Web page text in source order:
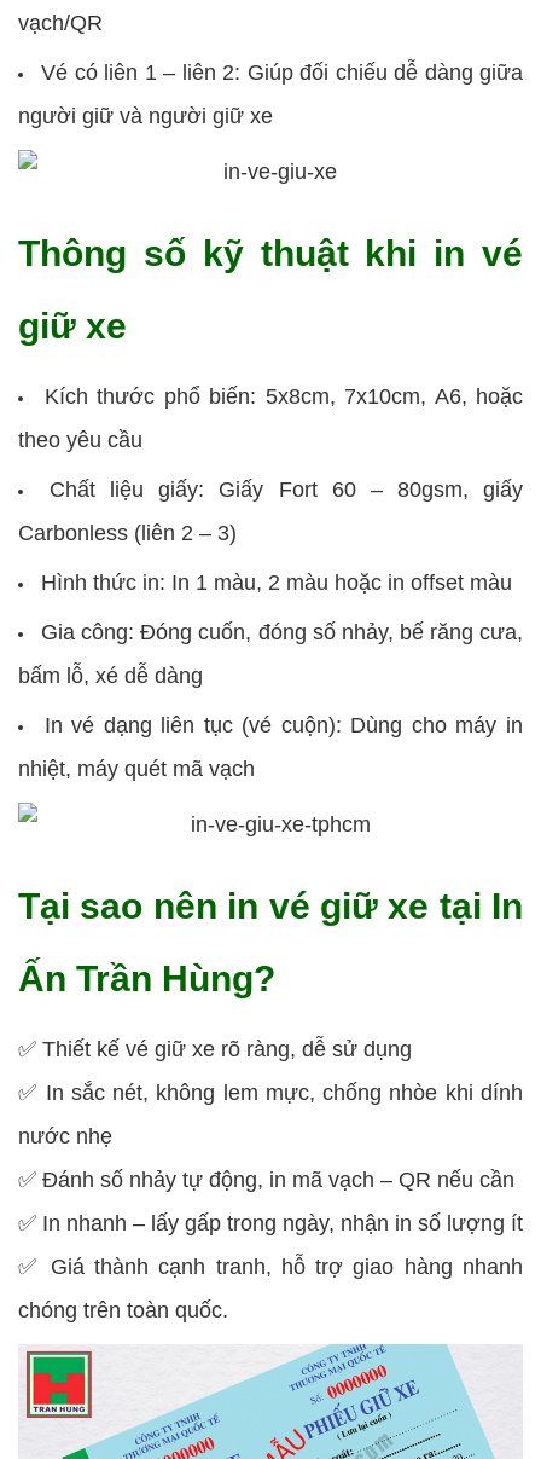
vạch/QR
Vé có liên 1 – liên 2: Giúp đối chiếu dễ dàng giữa
người giữ và người giữ xe
Thông số kỹ thuật khi in vé
giữ xe
Kích thước phổ biến: 5x8cm, 7x10cm, A6, hoặc
theo yêu cầu
Chất liệu giấy: Giấy Fort 60 – 80gsm, giấy
Carbonless (liên 2 – 3)
Hình thức in: In 1 màu, 2 màu hoặc in offset màu
Gia công: Đóng cuốn, đóng số nhảy, bế răng cưa,
bấm lỗ, xé dễ dàng
In vé dạng liên tục (vé cuộn): Dùng cho máy in
nhiệt, máy quét mã vạch
Tại sao nên in vé giữ xe tại In
Ấn Trần Hùng?
✅ Thiết kế vé giữ xe rõ ràng, dễ sử dụng
✅ In sắc nét, không lem mực, chống nhòe khi dính
nước nhẹ
✅ Đánh số nhảy tự động, in mã vạch – QR nếu cần
✅ In nhanh – lấy gấp trong ngày, nhận in số lượng ít
✅ Giá thành cạnh tranh, hỗ trợ giao hàng nhanh
chóng trên toàn quốc.